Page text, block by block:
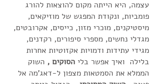
עצמה, היא הייתה מקום להוצאות להורג
פומביות, ונקודת המפגש של מוזיקאים,
מיסטיקנים, מוכרי מזון, כייסים, אקרובטים,
מגדלי נחשים, מספרי סיפורים, רקדנים,
מגידי עתידות ודמויות אקזוטיות אחרות
בלילה ואיך אפשר בלי הסוקים , השוק
הממלא את הסמטאות מצפון ל-דאג'מה אל